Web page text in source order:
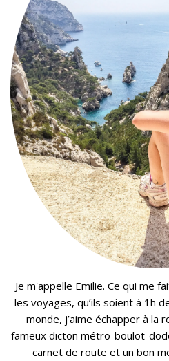
Je m'appelle Emilie. Ce qui me
les voyages, qu’ils soient à 1h
monde, j’aime échapper à la
fameux dicton métro-boulot-
carnet de route et un bon